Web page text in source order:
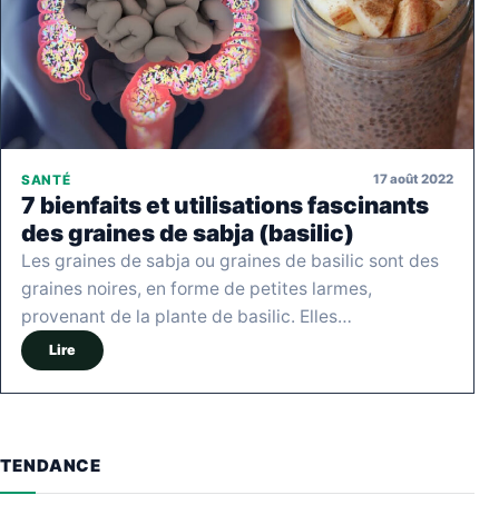
SANTÉ 17 août 2022
7 bienfaits et utilisations fascinants
des graines de sabja (basilic)
Les graines de sabja ou graines de basilic sont des
graines noires, en forme de petites larmes,
provenant de la plante de basilic. Elles…
Lire
TENDANCE